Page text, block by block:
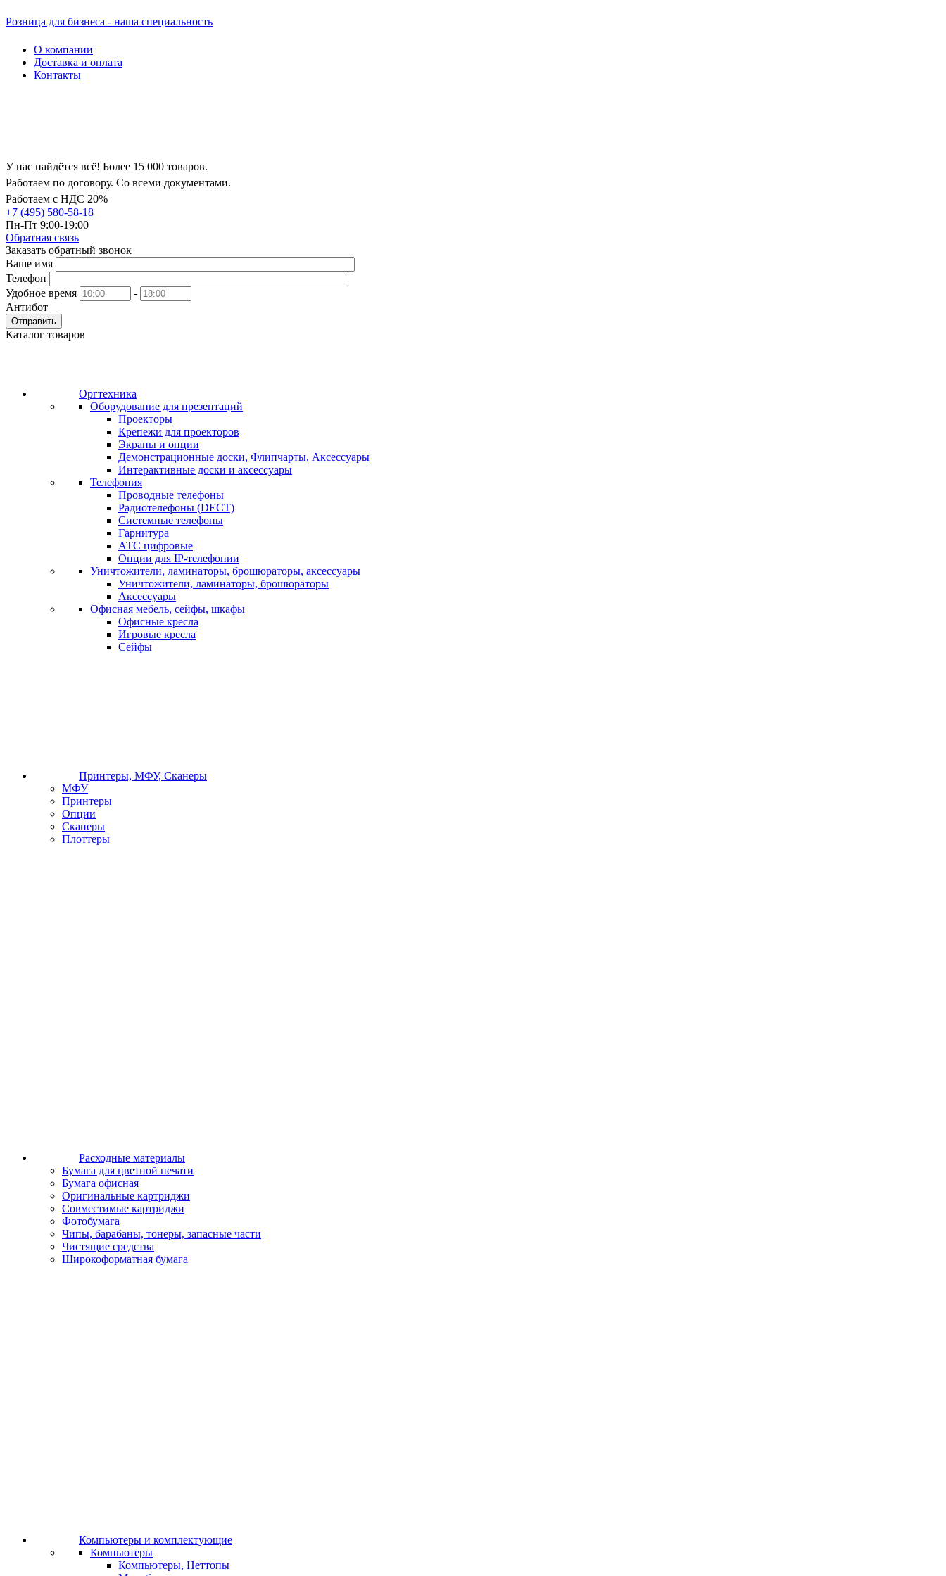
Розница для бизнеса - наша специальность
О компании
Доставка и оплата
Контакты
У нас найдётся всё! Более 15 000 товаров.
Работаем по договору. Со всеми документами.
Работаем с НДС 20%
+7 (495) 580-58-18
Пн-Пт 9:00-19:00
Обратная связь
Заказать обратный звонок
Ваше имя
Телефон
Удобное время
-
Антибот
Отправить
Каталог товаров
Оргтехника
Оборудование для презентаций
Проекторы
Крепежи для проекторов
Экраны и опции
Демонстрационные доски, Флипчарты, Аксессуары
Интерактивные доски и аксессуары
Телефония
Проводные телефоны
Радиотелефоны (DECT)
Системные телефоны
Гарнитура
АТС цифровые
Опции для IP-телефонии
Уничтожители, ламинаторы, брошюраторы, аксессуары
Уничтожители, ламинаторы, брошюраторы
Аксессуары
Офисная мебель, сейфы, шкафы
Офисные кресла
Игровые кресла
Сейфы
Принтеры, МФУ, Сканеры
МФУ
Принтеры
Опции
Сканеры
Плоттеры
Расходные материалы
Бумага для цветной печати
Бумага офисная
Оригинальные картриджи
Совместимые картриджи
Фотобумага
Чипы, барабаны, тонеры, запасные части
Чистящие средства
Широкоформатная бумага
Компьютеры и комплектующие
Компьютеры
Компьютеры, Неттопы